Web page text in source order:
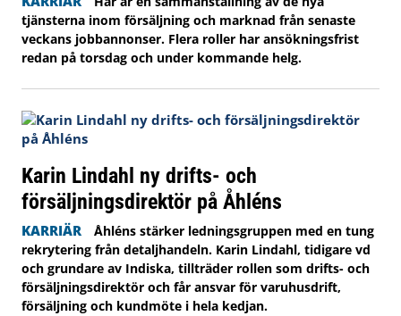
tjänsterna inom försäljning och marknad från senaste
veckans jobbannonser. Flera roller har ansökningsfrist
redan på torsdag och under kommande helg.
Karin Lindahl ny drifts- och
försäljningsdirektör på Åhléns
KARRIÄR
Åhléns stärker ledningsgruppen med en tung
rekrytering från detaljhandeln. Karin Lindahl, tidigare vd
och grundare av Indiska, tillträder rollen som drifts- och
försäljningsdirektör och får ansvar för varuhusdrift,
försäljning och kundmöte i hela kedjan.